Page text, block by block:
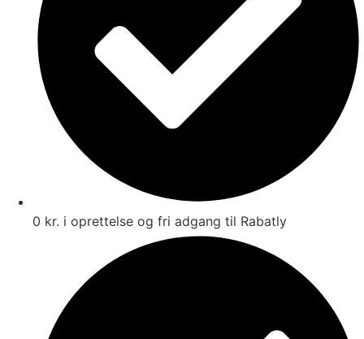
0 kr. i oprettelse og fri adgang til Rabatly